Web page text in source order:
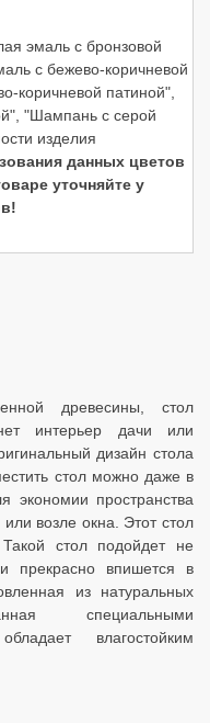
эмаль с бронзовой
с бежево-коричневой
коричневой патиной",
"Шампань с серой
изделия
данных цветов
уточняйте у
древесины, стол
интерьер дачи или
дизайн стола
стол можно даже в
экономии пространства
возле окна. Этот стол
стол подойдет не
прекрасно впишется в
из натуральных
специальными
влагостойким